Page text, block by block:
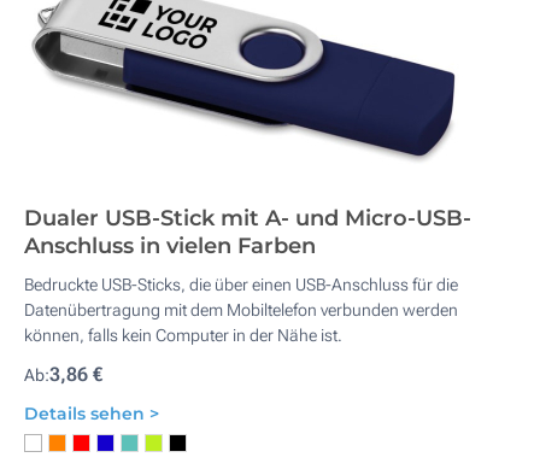
Dualer USB-Stick mit A- und Micro-USB-
Anschluss in vielen Farben
Bedruckte USB-Sticks, die über einen USB-Anschluss für die
Datenübertragung mit dem Mobiltelefon verbunden werden
können, falls kein Computer in der Nähe ist.
Ab:3,86 €
Details sehen >